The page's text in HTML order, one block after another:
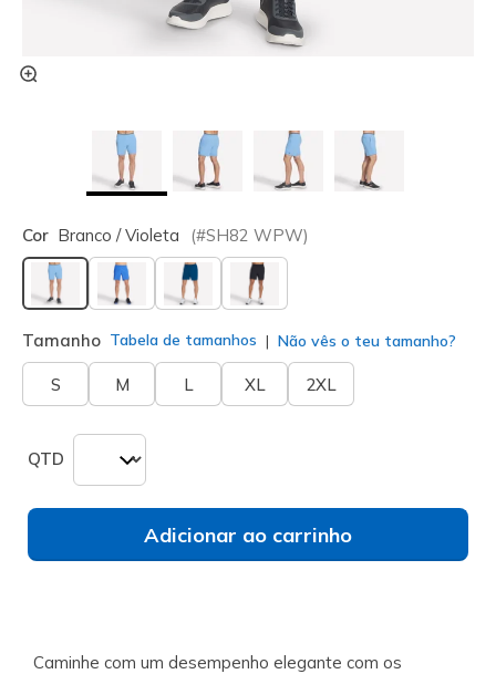
Cor Branco / Violeta (#SH82 WPW)
selecionado
Tamanho Tabela de tamanhos Não vês o teu tamanho?
S M L XL 2XL
QTD
Adicionar ao carrinho
Caminhe com um desempenho elegante com os